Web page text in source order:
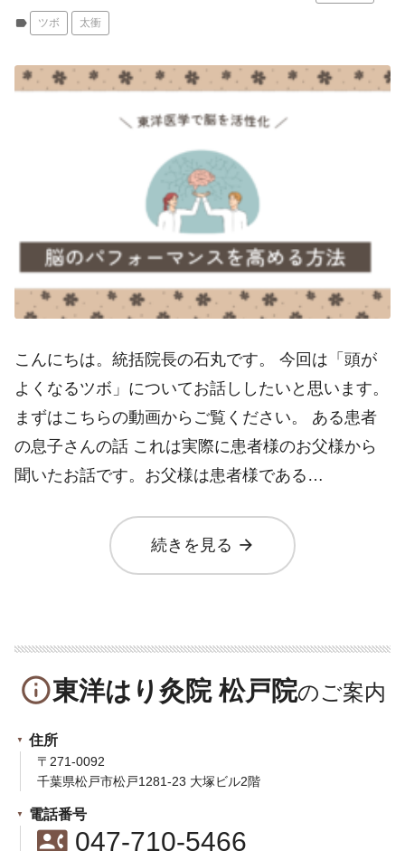
label ツボ 太衝
こんにちは。統括院長の石丸です。 今回は「頭が
よくなるツボ」についてお話ししたいと思います。
まずはこちらの動画からご覧ください。 ある患者
の息子さんの話 これは実際に患者様のお父様から
聞いたお話です。お父様は患者様である…
続きを見る arrow_forward
info_outline東洋はり灸院 松戸院
住所
〒271-0092
千葉県松戸市松戸1281-23 大塚ビル2階
電話番号
contact_phone047-710-5466